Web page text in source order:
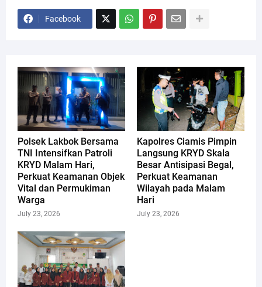
Facebook
Polsek Lakbok Bersama
TNI Intensifkan Patroli
KRYD Malam Hari,
Perkuat Keamanan Objek
Vital dan Permukiman
Warga
July 23, 2026
Kapolres Ciamis Pimpin
Langsung KRYD Skala
Besar Antisipasi Begal,
Perkuat Keamanan
Wilayah pada Malam
Hari
July 23, 2026